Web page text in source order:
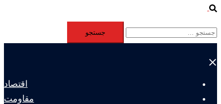
Search
جستجو
برای:
Close
اقتصاد
مقاومت